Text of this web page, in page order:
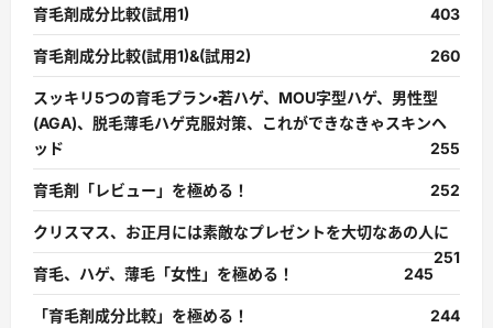
育毛剤成分比較(試用1) 403
育毛剤成分比較(試用1)&(試用2) 260
スッキリ5つの育毛プラン・若ハゲ、MOU字型ハゲ、男性型
(AGA)、脱毛薄毛ハゲ克服対策、これができなきゃスキンヘ
ッド
255
育毛剤「レビュー」を極める！ 252
クリスマス、お正月には素敵なプレゼントを大切なあの人に
251
育毛、ハゲ、薄毛「女性」を極める！
245
「育毛剤成分比較」を極める！ 244